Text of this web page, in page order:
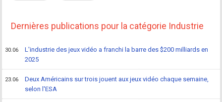
Dernières publications pour la catégorie Industrie
30.06
L'industrie des jeux vidéo a franchi la barre des $200 milliards en
2025
23.06
Deux Américains sur trois jouent aux jeux vidéo chaque semaine,
selon l'ESA